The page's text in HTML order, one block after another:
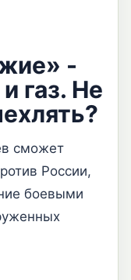
-
газ. Не
сможет
России,
боевыми